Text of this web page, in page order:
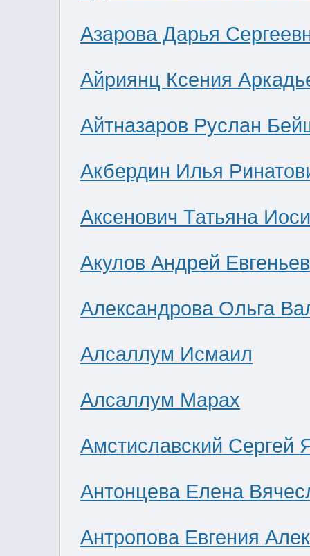
Азарова Дарья
Айриянц Ксения
Айтназаров Руслан
Акбердин Илья
Аксенович Татьяна
Акулов Андрей
Александрова Ольга
Алсаллум Исмаил
Алсаллум Марах
Амстиславский Сергей
Антонцева Елена
Антропова Евгения